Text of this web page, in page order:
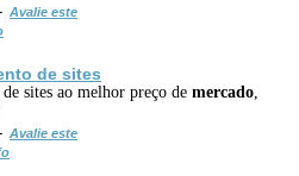
Avalie este
de sites
sites ao melhor preço de mercado
Avalie este